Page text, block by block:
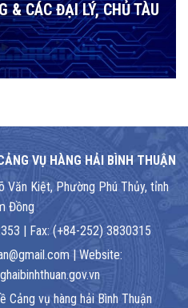
& CÁC ĐẠI LÝ, CHỦ TÀU
VỤ HÀNG HẢI BÌNH THUẬN
Văn Kiệt, Phường Phú Thủy, tỉnh
Đồng
| Fax: (+84-252) 3830315
| Website:
vụ hàng hải Bình Thuận